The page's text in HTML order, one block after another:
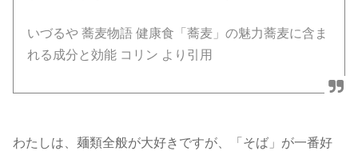
いづるや 蕎麦物語 健康食「蕎麦」の魅力蕎麦に含ま
れる成分と効能 コリン より引用
わたしは、麺類全般が大好きですが、「そば」が一番好